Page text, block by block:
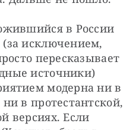
в России
(за исключением,
пересказывает
источники)
модерна ни в
в протестантской,
версиях. Если